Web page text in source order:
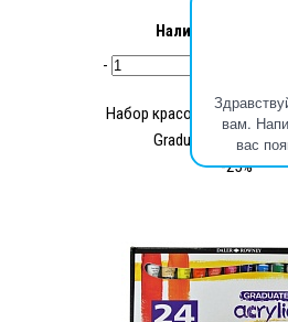
вам.
вас
Наличие:
-
Набор красок акриловых
Graduate, 22 мл, 24
-25%